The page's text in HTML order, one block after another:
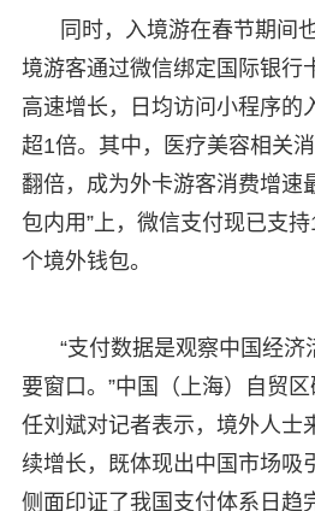
同时，入境游在春节期间
境游客通过微信绑定国际银行
高速增长，日均访问小程序的
超1倍。其中，医疗美容相关
翻倍，成为外卡游客消费增速
包内用”上，微信支付现已支
个境外钱包。
“支付数据是观察中国经
要窗口。”中国（上海）自贸
任刘斌对记者表示，境外人士
续增长，既体现出中国市场吸
侧面印证了我国支付体系日趋